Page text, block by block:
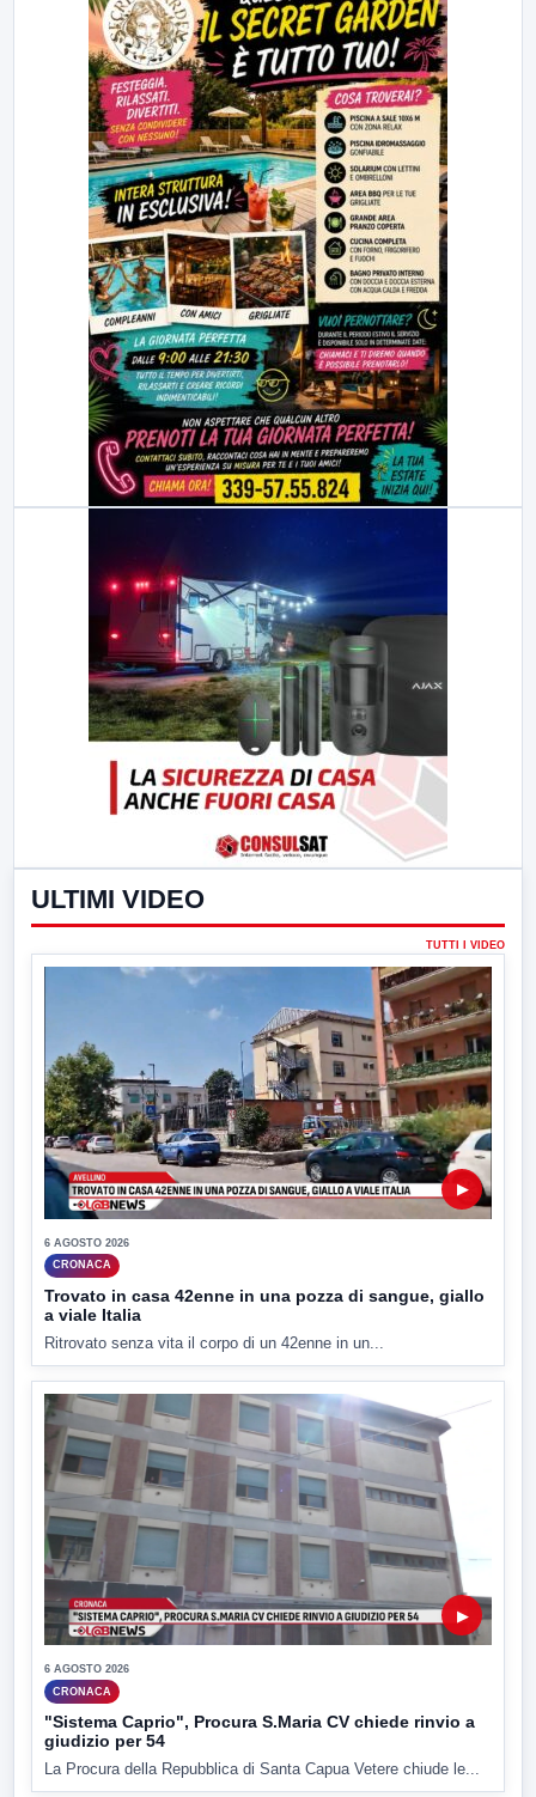
ULTIMI VIDEO
TUTTI I VIDEO
▶
6 AGOSTO 2026
CRONACA
Trovato in casa 42enne in una pozza di sangue, giallo
a viale Italia
Ritrovato senza vita il corpo di un 42enne in un...
▶
6 AGOSTO 2026
CRONACA
"Sistema Caprio", Procura S.Maria CV chiede rinvio a
giudizio per 54
La Procura della Repubblica di Santa Capua Vetere chiude le...